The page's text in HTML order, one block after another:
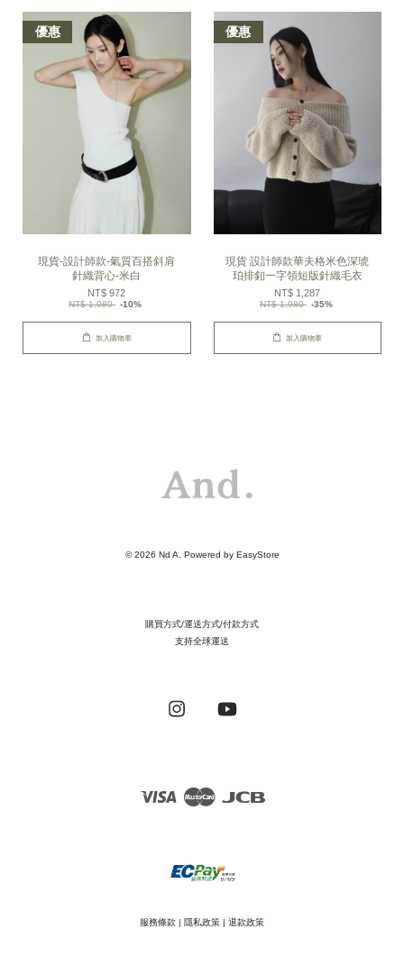
優惠
現貨-設計師款-氣質百搭斜肩
針織背心-米白
NT$ 972
NT$ 1,080 -10%
加入購物車
優惠
現貨 設計師款華夫格米色深琥
珀排釦一字領短版針織毛衣
NT$ 1,287
NT$ 1,980 -35%
加入購物車
© 2026 Nd A. Powered by EasyStore
購買方式/運送方式/付款方式
支持全球運送
Instagram
Visa Master
服務條款 | 隱私政策 | 退款政策